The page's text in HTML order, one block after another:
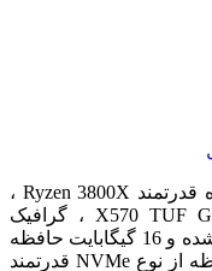
سیستم رندرینگ AP R102 دارای پردازنده قدرتمند Ryzen 3800X ،
مادربرد فوق حرفه ای ایسوس X570 TUF Gaming ، گرافیک
قدرتمند RTX 2060 Super 8GB اورکلاک شده و 16 گیگابایت حافظه
رم DDR4 شرکت Aorus ، به همراه حافظه از نوع NVMe قدرتمند